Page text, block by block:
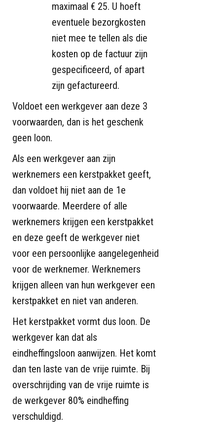
maximaal € 25. U hoeft
eventuele bezorgkosten
niet mee te tellen als die
kosten op de factuur zijn
gespecificeerd, of apart
zijn gefactureerd.
Voldoet een werkgever aan deze 3
voorwaarden, dan is het geschenk
geen loon.
Als een werkgever aan zijn
werknemers een kerstpakket geeft,
dan voldoet hij niet aan de 1e
voorwaarde. Meerdere of alle
werknemers krijgen een kerstpakket
en deze geeft de werkgever niet
voor een persoonlijke aangelegenheid
voor de werknemer. Werknemers
krijgen alleen van hun werkgever een
kerstpakket en niet van anderen.
Het kerstpakket vormt dus loon. De
werkgever kan dat als
eindheffingsloon aanwijzen. Het komt
dan ten laste van de vrije ruimte. Bij
overschrijding van de vrije ruimte is
de werkgever 80% eindheffing
verschuldigd.